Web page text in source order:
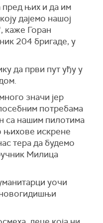
њих и да им
дајемо нашој
каже Горан
204 бригаде, у
да први пут уђу у
значи јер
потребама
са нашим пилотима
њихове искрене
тера да будемо
Милица
уочи